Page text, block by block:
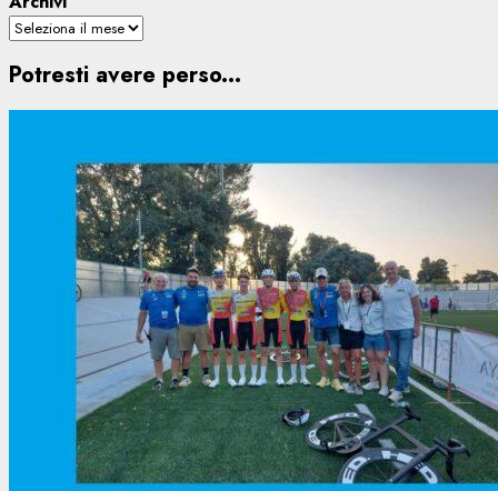
Potresti avere perso...